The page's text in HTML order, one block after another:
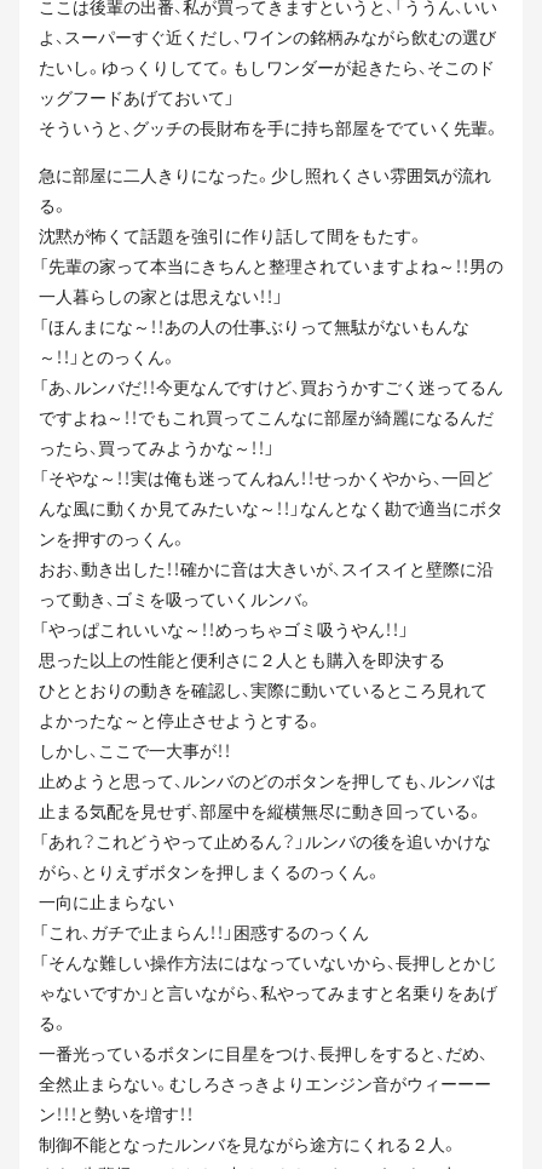
ここは後輩の出番、私が買ってきますというと、「ううん、いい
よ、スーパーすぐ近くだし、ワインの銘柄みながら飲むの選び
たいし。ゆっくりしてて。もしワンダーが起きたら、そこのド
ッグフードあげておいて」
そういうと、グッチの長財布を手に持ち部屋をでていく先輩。
急に部屋に二人きりになった。少し照れくさい雰囲気が流れ
る。
沈黙が怖くて話題を強引に作り話して間をもたす。
「先輩の家って本当にきちんと整理されていますよね～！！男の
一人暮らしの家とは思えない！！」
「ほんまにな～！！あの人の仕事ぶりって無駄がないもんな
～！！」とのっくん。
「あ、ルンバだ！！今更なんですけど、買おうかすごく迷ってるん
ですよね～！！でもこれ買ってこんなに部屋が綺麗になるんだ
ったら、買ってみようかな～！！」
「そやな～！！実は俺も迷ってんねん！！せっかくやから、一回ど
んな風に動くか見てみたいな～！！」なんとなく勘で適当にボタ
ンを押すのっくん。
おお、動き出した！！確かに音は大きいが、スイスイと壁際に沿
って動き、ゴミを吸っていくルンバ。
「やっぱこれいいな～！！めっちゃゴミ吸うやん！！」
思った以上の性能と便利さに２人とも購入を即決する
ひととおりの動きを確認し、実際に動いているところ見れて
よかったな～と停止させようとする。
しかし、ここで一大事が！！
止めようと思って、ルンバのどのボタンを押しても、ルンバは
止まる気配を見せず、部屋中を縦横無尽に動き回っている。
「あれ？これどうやって止めるん？」ルンバの後を追いかけな
がら、とりえずボタンを押しまくるのっくん。
一向に止まらない
「これ、ガチで止まらん！！」困惑するのっくん
「そんな難しい操作方法にはなっていないから、長押しとかじ
ゃないですか」と言いながら、私やってみますと名乗りをあげ
る。
一番光っているボタンに目星をつけ、長押しをすると、だめ、
全然止まらない。むしろさっきよりエンジン音がウィーーー
ン！！！と勢いを増す！！
制御不能となったルンバを見ながら途方にくれる２人。